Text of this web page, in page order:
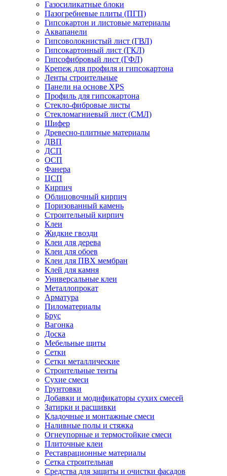
Газосиликатные блоки
Пазогребневые плиты (ПГП)
Гипсокартон и листовые материалы
Аквапанели
Гипсоволокнистый лист (ГВЛ)
Гипсокартонный лист (ГКЛ)
Гипсофибровый лист (ГФЛ)
Крепеж для профиля и гипсокартона
Ленты строительные
Панели на основе XPS
Профиль для гипсокартона
Стекло-фибровые листы
Стекломагниевый лист (СМЛ)
Шифер
Древесно-плитные материалы
ДВП
ДСП
ОСП
Фанера
ЦСП
Кирпич
Облицовочный кирпич
Поризованный камень
Строительный кирпич
Клеи
Жидкие гвозди
Клеи для дерева
Клеи для обоев
Клеи для ПВХ мембран
Клей для камня
Универсальные клеи
Металлопрокат
Арматура
Пиломатериалы
Брус
Вагонка
Доска
Мебельные щиты
Сетки
Сетки металлические
Строительные тенты
Сухие смеси
Грунтовки
Добавки и модификаторы сухих смесей
Затирки и расшивки
Кладочные и монтажные смеси
Наливные полы и стяжка
Огнеупорные и термостойкие смеси
Плиточные клеи
Реставрационные материалы
Сетка строительная
Средства для защиты и очистки фасадов